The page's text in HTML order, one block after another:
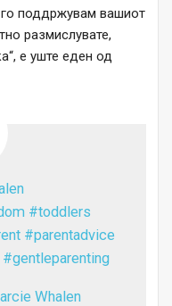
го поддржувам вашиот
размислувате,
е уште еден од
#toddlers
#parentadvice
#gentleparenting
Whalen